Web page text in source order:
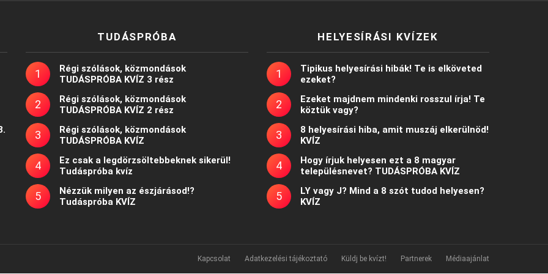
TUDÁSPRÓBA
Régi szólások, közmondások
TUDÁSPRÓBA KVÍZ 3 rész
Régi szólások, közmondások
TUDÁSPRÓBA KVÍZ 2 rész
Régi szólások, közmondások
TUDÁSPRÓBA KVÍZ
Ez csak a legdörzsöltebbeknek sikerül!
Tudáspróba kvíz
Nézzük milyen az észjárásod!?
Tudáspróba KVÍZ
HELYESÍRÁSI KVÍZEK
Tipikus helyesírási hibák! Te is elköveted
ezeket?
Ezeket majdnem mindenki rosszul írja! Te
köztük vagy?
8 helyesírási hiba, amit muszáj elkerülnöd!
KVÍZ
Hogy írjuk helyesen ezt a 8 magyar
településnevet? TUDÁSPRÓBA KVÍZ
LY vagy J? Mind a 8 szót tudod helyesen?
KVÍZ
Kapcsolat Adatkezelési tájékoztató Küldj be kvízt! Partnerek Médiaajánlat